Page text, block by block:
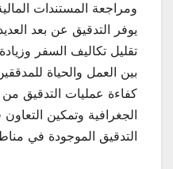
ومراجعة المستندات
يوفر التدقيق عن بعد
تقليل تكاليف السفر
بين العمل والحياة
كفاءة عمليات التدقيق من
الجغرافية وتمكين
التدقيق الموجودة في